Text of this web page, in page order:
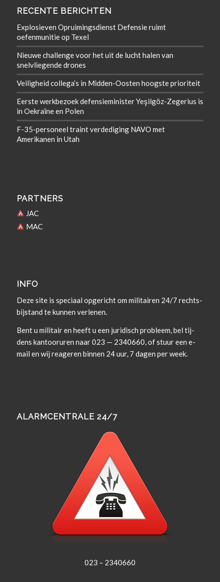
RECENTE BERICHTEN
Explosieven Opruimingsdienst Defensie ruimt
oefenmunitie op Texel
Nieuwe challenge voor het uit de lucht halen van
snelvliegende drones
Veiligheid collega’s in Midden-Oosten hoogste prioriteit
Eerste werkbezoek defensieminister Yeşilgöz-Zegerius is
in Oekraïne en Polen
F-35-personeel traint verdediging NAVO met
Amerikanen in Utah
PARTNERS
JAC
MAC
INFO
Deze site is spe­ci­aal opgericht om militairen 24/7 rechts­
bi­j­s­tand te kun­nen verlenen.
Bent u militair en heeft u een juridisch prob­leem, bel tij­
dens kan­tooruren naar 023 — 2340660, of stuur een e-
mail en wij rea­geren bin­nen 24 uur, 7 dagen per week.
ALARMCENTRALE 24/7
023 – 2340660